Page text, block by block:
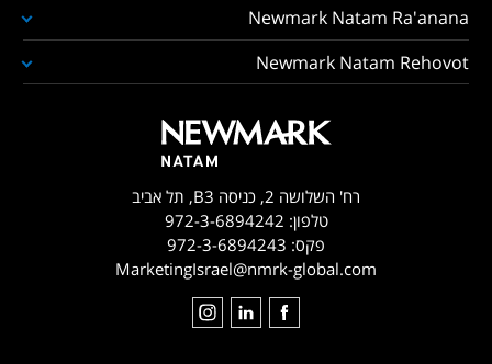
Newmark Natam Ra'anana
Newmark Natam Rehovot
רח' השלושה 2, כניסה B3, תל אביב
טלפון: 972-3-6894242
פקס: 972-3-6894243
MarketingIsrael@nmrk-global.com